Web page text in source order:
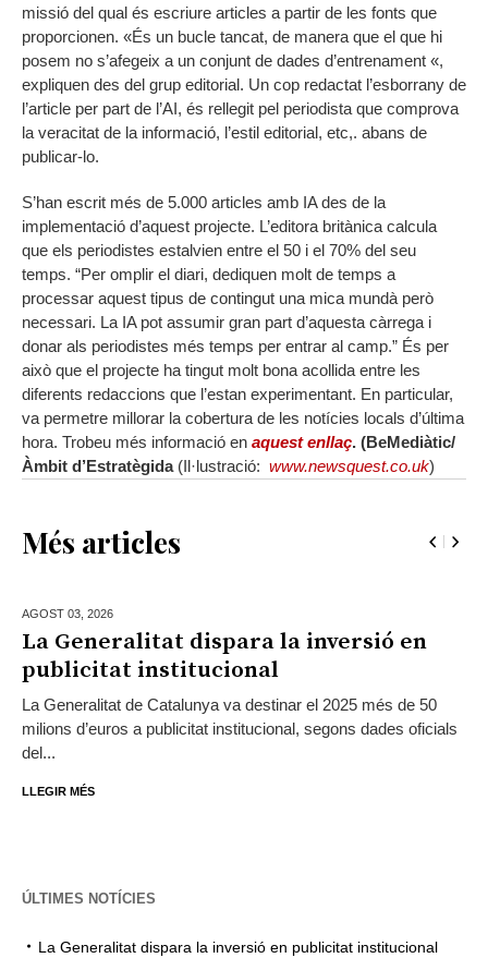
missió del qual és escriure articles a partir de les fonts que
proporcionen. «És un bucle tancat, de manera que el que hi
posem no s’afegeix a un conjunt de dades d’entrenament «,
expliquen des del grup editorial. Un cop redactat l’esborrany de
l’article per part de l’AI, és rellegit pel periodista que comprova
la veracitat de la informació, l’estil editorial, etc,. abans de
publicar-lo.
S’han escrit més de 5.000 articles amb IA des de la
implementació d’aquest projecte. L’editora britànica calcula
que els periodistes estalvien entre el 50 i el 70% del seu
temps. “Per omplir el diari, dediquen molt de temps a
processar aquest tipus de contingut una mica mundà però
necessari. La IA pot assumir gran part d’aquesta càrrega i
donar als periodistes més temps per entrar al camp.” És per
això que el projecte ha tingut molt bona acollida entre les
diferents redaccions que l’estan experimentant. En particular,
va permetre millorar la cobertura de les notícies locals d’última
hora. Trobeu més informació en aquest enllaç. (BeMediàtic/
Àmbit d’Estratègida (Il·lustració: www.newsquest.co.uk)
Més articles
AGOST 03, 2026
La Generalitat dispara la inversió en
publicitat institucional
La Generalitat de Catalunya va destinar el 2025 més de 50
milions d’euros a publicitat institucional, segons dades oficials
del...
LLEGIR MÉS
ÚLTIMES NOTÍCIES
La Generalitat dispara la inversió en publicitat institucional